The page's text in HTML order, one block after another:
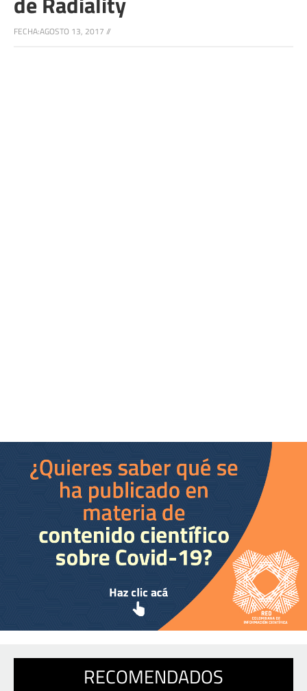
FECHA:AGOSTO 13, 2017 //
RECOMENDADOS